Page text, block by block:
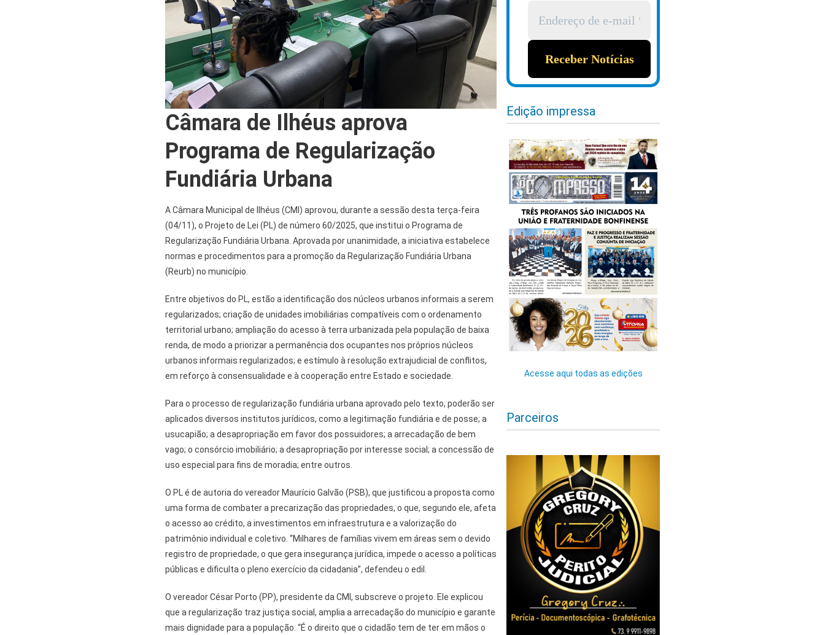
Câmara de Ilhéus aprova
Programa de Regularização
Fundiária Urbana
A Câmara Municipal de Ilhéus (CMI) aprovou, durante a sessão desta terça-feira
(04/11), o Projeto de Lei (PL) de número 60/2025, que institui o Programa de
Regularização Fundiária Urbana. Aprovada por unanimidade, a iniciativa estabelece
normas e procedimentos para a promoção da Regularização Fundiária Urbana
(Reurb) no município.
Entre objetivos do PL, estão a identificação dos núcleos urbanos informais a serem
regularizados; criação de unidades imobiliárias compatíveis com o ordenamento
territorial urbano; ampliação do acesso à terra urbanizada pela população de baixa
renda, de modo a priorizar a permanência dos ocupantes nos próprios núcleos
urbanos informais regularizados; e estímulo à resolução extrajudicial de conflitos,
em reforço à consensualidade e à cooperação entre Estado e sociedade.
Para o processo de regularização fundiária urbana aprovado pelo texto, poderão ser
aplicados diversos institutos jurídicos, como a legitimação fundiária e de posse; a
usucapião; a desapropriação em favor dos possuidores; a arrecadação de bem
vago; o consórcio imobiliário; a desapropriação por interesse social; a concessão de
uso especial para fins de moradia; entre outros.
O PL é de autoria do vereador Maurício Galvão (PSB), que justificou a proposta como
uma forma de combater a precarização das propriedades, o que, segundo ele, afeta
o acesso ao crédito, a investimentos em infraestrutura e a valorização do
patrimônio individual e coletivo. “Milhares de famílias vivem em áreas sem o devido
registro de propriedade, o que gera insegurança jurídica, impede o acesso a políticas
públicas e dificulta o pleno exercício da cidadania”, defendeu o edil.
O vereador César Porto (PP), presidente da CMI, subscreve o projeto. Ele explicou
que a regularização traz justiça social, amplia a arrecadação do município e garante
mais dignidade para a população. “É o direito que o cidadão tem de ter em mãos o
Edição impressa
Acesse aqui todas as edições
Parceiros